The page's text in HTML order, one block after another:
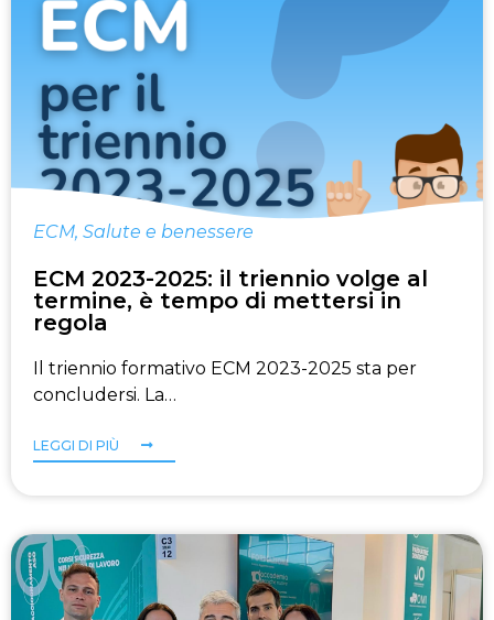
ECM, Salute e benessere
ECM 2023-2025: il triennio volge al
termine, è tempo di mettersi in
regola
Il triennio formativo ECM 2023-2025 sta per
concludersi. La…
LEGGI DI PIÙ